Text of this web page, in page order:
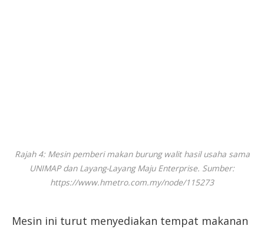
Rajah 4: Mesin pemberi makan burung walit hasil usaha sama
UNIMAP dan Layang-Layang Maju Enterprise. Sumber:
https://www.hmetro.com.my/node/115273
Mesin ini turut menyediakan tempat makanan